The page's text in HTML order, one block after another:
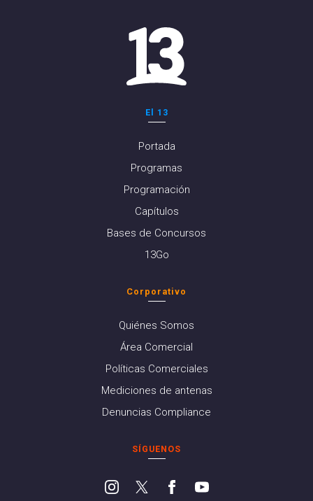
El 13
Portada
Programas
Programación
Capítulos
Bases de Concursos
13Go
Corporativo
Quiénes Somos
Área Comercial
Políticas Comerciales
Mediciones de antenas
Denuncias Compliance
SÍGUENOS